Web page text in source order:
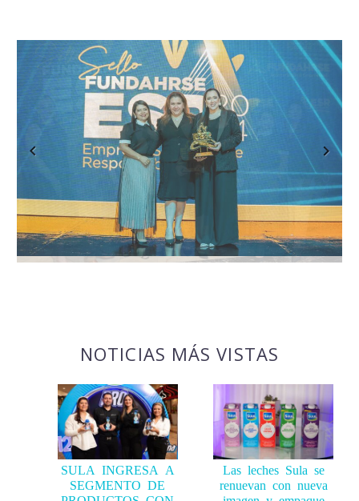
Previous Next
NOTICIAS MÁS VISTAS
SULA INGRESA A
SEGMENTO DE
PRODUCTOS CON
Las leches Sula se
renuevan con nueva
imagen y empaque